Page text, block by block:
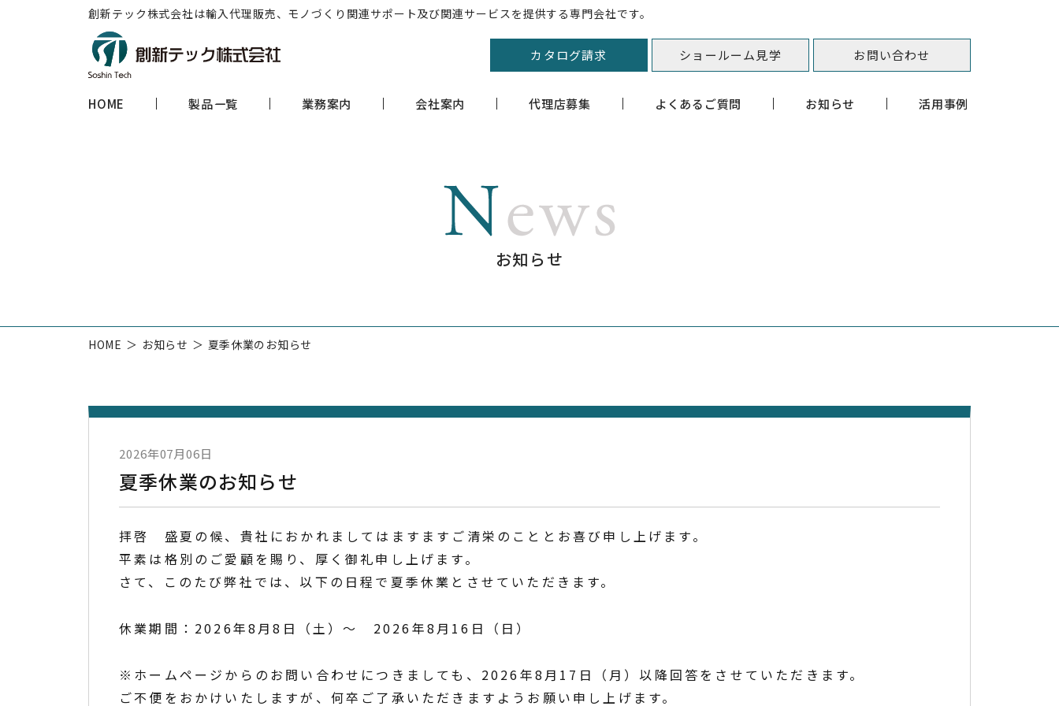
創新テック株式会社は輸入代理販売、モノづくり関連サポート及び関連サービスを提供する専門会社です。
カタログ請求 ショールーム見学 お問い合わせ
HOME 製品一覧 業務案内 会社案内 代理店募集 よくあるご質問 お知らせ 活用事例
お知らせ
HOME お知らせ 夏季休業のお知らせ
2026年07月06日
夏季休業のお知らせ
拝啓 盛夏の候、貴社におかれましてはますますご清栄のこととお喜び申し上げます。
平素は格別のご愛顧を賜り、厚く御礼申し上げます。
さて、このたび弊社では、以下の日程で夏季休業とさせていただきます。
休業期間：2026年8月8日（土）～ 2026年8月16日（日）
※ホームページからのお問い合わせにつきましても、2026年8月17日（月）以降回答をさせていただきます。
ご不便をおかけいたしますが、何卒ご了承いただきますようお願い申し上げます。